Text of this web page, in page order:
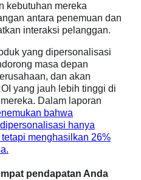
kebutuhan mereka
antara penemuan dan
interaksi pelanggan.
yang dipersonalisasi
masa depan
dan akan
yang jauh lebih tinggi di
Dalam laporan
bahwa
hanya
menghasilkan 26%
pendapatan Anda